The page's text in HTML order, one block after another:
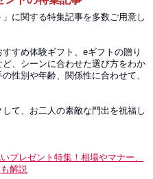
に関する特集記事を多数ご用意し
すめ体験ギフト、eギフトの贈り
、シーンに合わせた選び方をわか
性別や年齢、関係性に合わせて、
て、お二人の素敵な門出を祝福し
プレゼント特集！相場やマナー、
解説